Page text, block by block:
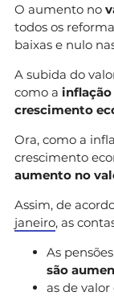
O aumento no
todos os
baixas e nulo
A subida do
como a inflação
crescimento
Ora, como a
crescimento
aumento no
Assim, de
janeiro, as
As pensões
são
as de